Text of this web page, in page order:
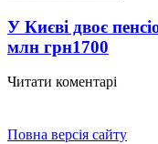
У Києві двоє
млн грн1700
Читати коментарі
Повна версія сайту